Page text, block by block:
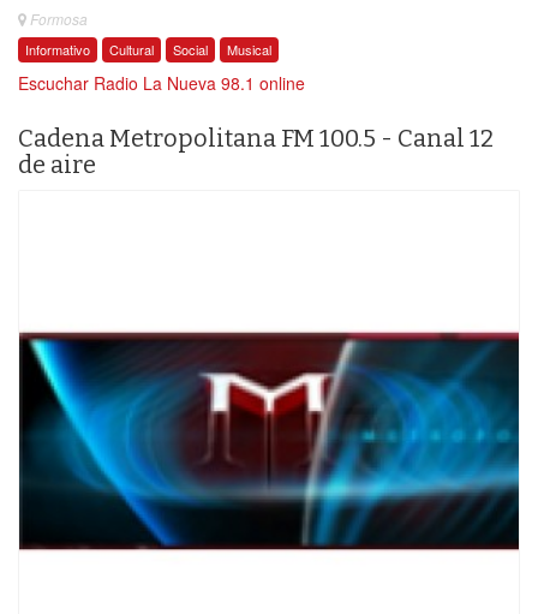
Formosa
Informativo Cultural Social Musical
Escuchar Radio La Nueva 98.1 online
Cadena Metropolitana FM 100.5 - Canal 12
de aire